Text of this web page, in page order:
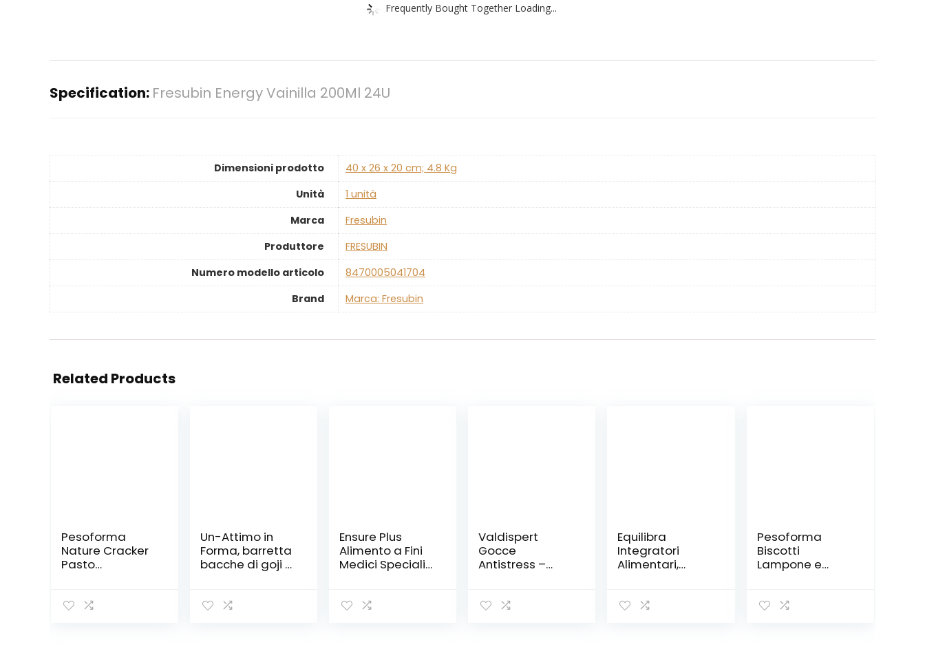
Frequently Bought Together Loading...
Specification: Fresubin Energy Vainilla 200Ml 24U
Dimensioni prodotto
‎40 x 26 x 20 cm; 4.8 Kg
Unità
‎1 unità
Marca
‎Fresubin
Produttore
‎FRESUBIN
Numero modello articolo
‎8470005041704
Brand
Marca: Fresubin
Related Products
Pesoforma
Nature Cracker
Pasto
Dimagranti,
Un-Attimo in
Forma, barretta
bacche di goji e
24x50g, ricca di
Ensure Plus
Alimento a Fini
Medici Speciali
Bevanda –
Valdispert
Gocce
Antistress –
favorisce il
Equilibra
Integratori
Alimentari,
Choco Crisp, con
Pesoforma
Biscotti
Lampone e
Proteico, per